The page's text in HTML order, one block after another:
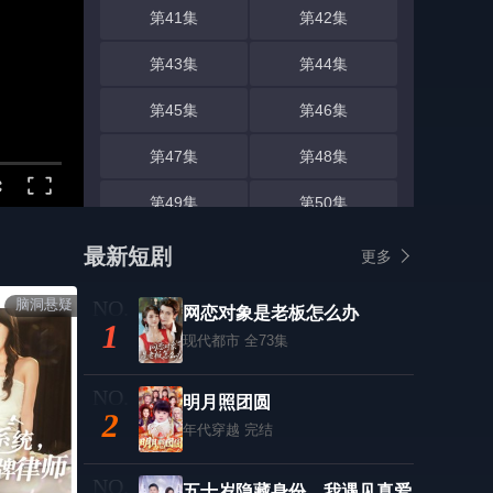
第41集 第42集
第43集 第44集
第45集 第46集
第47集 第48集
第49集 第50集
第51集
第53集
第55集
第57集
第59集
第61集 第62集
脑洞悬疑
最新短剧 更多
1
网恋对象是老板怎么办
现代都市 全73集
2
明月照团圆
年代穿越 完结